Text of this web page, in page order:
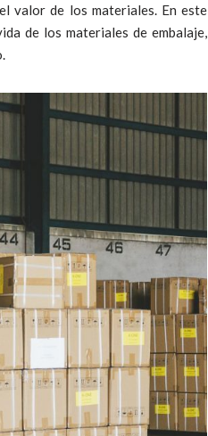
valor de los materiales. En este
de los materiales de embalaje,